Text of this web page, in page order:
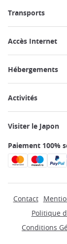
Transports
Accès Internet
Hébergements
Activités
Visiter le Japon
Paiement 100%
Contact
Politique
Conditions